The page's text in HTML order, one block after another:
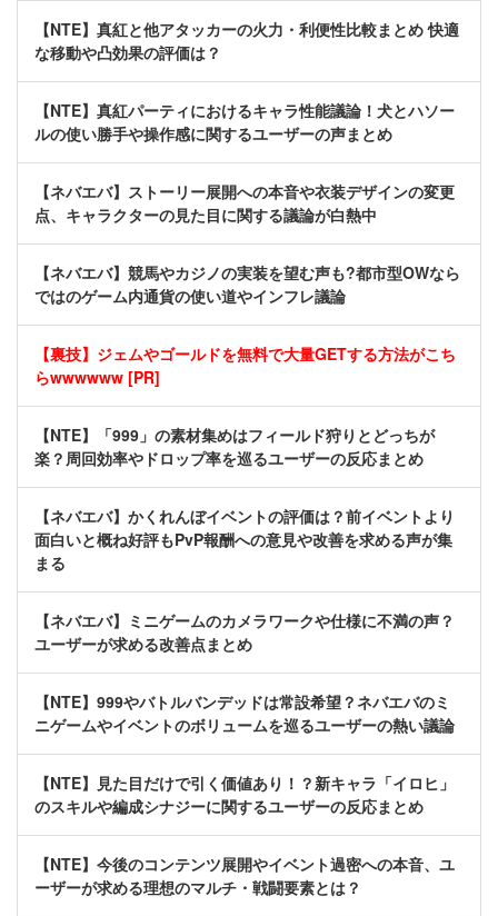
【NTE】真紅と他アタッカーの火力・利便性比較まとめ 快適
な移動や凸効果の評価は？
【NTE】真紅パーティにおけるキャラ性能議論！犬とハソー
ルの使い勝手や操作感に関するユーザーの声まとめ
【ネバエバ】ストーリー展開への本音や衣装デザインの変更
点、キャラクターの見た目に関する議論が白熱中
【ネバエバ】競馬やカジノの実装を望む声も?都市型OWなら
ではのゲーム内通貨の使い道やインフレ議論
【裏技】ジェムやゴールドを無料で大量GETする方法がこち
らwwwwww [PR]
【NTE】「999」の素材集めはフィールド狩りとどっちが
楽？周回効率やドロップ率を巡るユーザーの反応まとめ
【ネバエバ】かくれんぼイベントの評価は？前イベントより
面白いと概ね好評もPvP報酬への意見や改善を求める声が集
まる
【ネバエバ】ミニゲームのカメラワークや仕様に不満の声？
ユーザーが求める改善点まとめ
【NTE】999やバトルバンデッドは常設希望？ネバエバのミ
ニゲームやイベントのボリュームを巡るユーザーの熱い議論
【NTE】見た目だけで引く価値あり！？新キャラ「イロヒ」
のスキルや編成シナジーに関するユーザーの反応まとめ
【NTE】今後のコンテンツ展開やイベント過密への本音、ユ
ーザーが求める理想のマルチ・戦闘要素とは？